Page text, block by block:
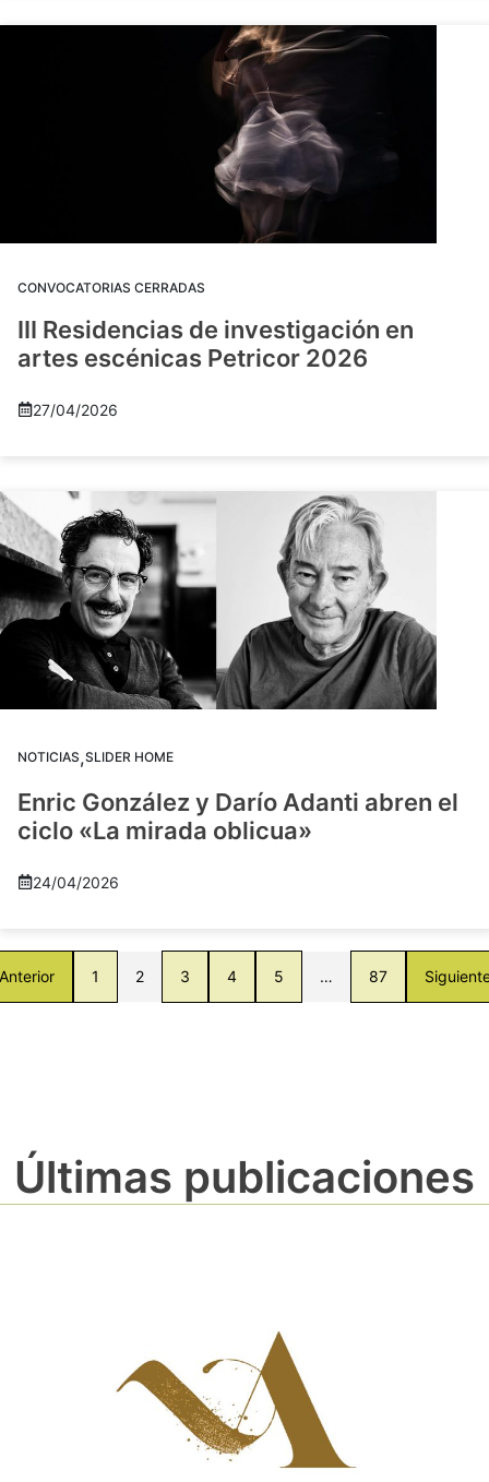
CONVOCATORIAS CERRADAS
III Residencias de investigación en
artes escénicas Petricor 2026
27/04/2026
NOTICIAS,SLIDER HOME
Enric González y Darío Adanti abren el
ciclo «La mirada oblicua»
24/04/2026
1 2 3 4 5 … 87
Últimas publicaciones